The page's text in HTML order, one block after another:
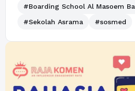
#Boarding School Al Masoem
#Sekolah Asrama
#sosmed